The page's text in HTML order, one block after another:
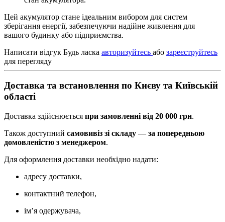
Цей акумулятор стане ідеальним вибором для систем
зберігання енергії, забезпечуючи надійне живлення для
вашого будинку або підприємства.
Написати відгук Будь ласка авторизуйтесь або зареєструйтесь
для перегляду
Доставка та встановлення по Києву та Київській
області
Доставка здійснюється при замовленні від 20 000 грн.
Також доступний самовивіз зі складу — за попередньою
домовленістю з менеджером.
Для оформлення доставки необхідно надати:
адресу доставки,
контактний телефон,
ім’я одержувача,